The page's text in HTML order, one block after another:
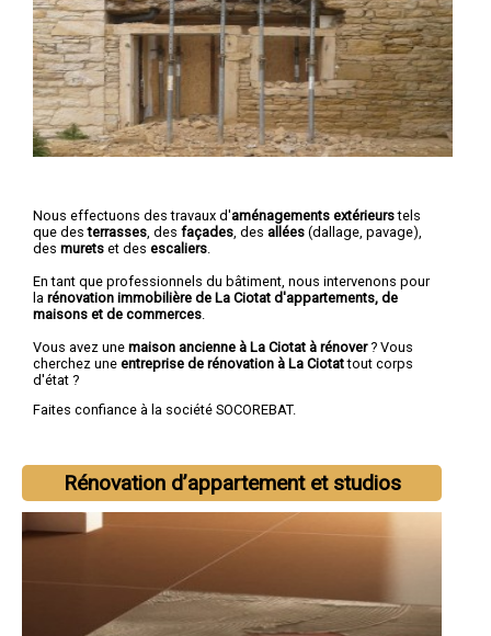
Nous effectuons des travaux d'aménagements extérieurstels
que desterrasses , des façades , des allées (dallage, pavage),
des murets et des escaliers
En tant que professionnels du bâtiment, nous intervenons pour
la rénovation immobilière de La Ciotat d'appartements, de
maisons et de commerces
Vous avez une maison ancienne à La Ciotat à rénover? Vous
cherchez une entreprise de rénovation à La Ciotattout corps
d'état ?
Faites confiance à la société SOCOREBAT.
Rénovation d’appartement et studios